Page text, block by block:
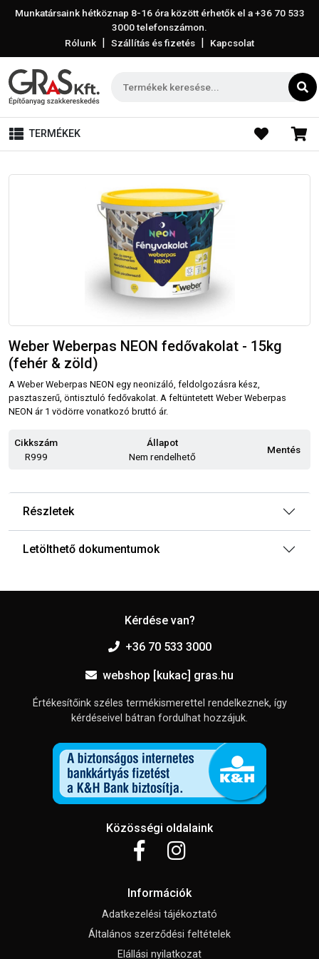
Munkatársaink hétköznap 8-16 óra között érhetők el a+36 70 533
3000telefonszámon.
Rólunk | Szállítás és fizetés | Kapcsolat
TERMÉKEK
Weber Weberpas NEON fedővakolat - 15kg
(fehér & zöld)
A Weber Weberpas NEON egy neonizáló, feldolgozásra kész,
pasztaszerű, öntisztuló fedővakolat. A feltüntetett Weber Weberpas
NEON ár 1 vödörre vonatkozó bruttó ár.
Cikkszám
R999
Állapot
Nem rendelhető
Mentés
Részletek
Letölthető dokumentumok
Kérdése van?
+36 70 533 3000
webshop [kukac] gras.hu
Értékesítőink széles termékismerettel rendelkeznek, így
kérdéseivel bátran fordulhat hozzájuk.
Közösségi oldalaink
Információk
Adatkezelési tájékoztató
Általános szerződési feltételek
Elállási nyilatkozat